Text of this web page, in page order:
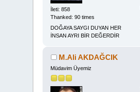
İleti: 858
Thanked: 90 times
DOĞAYA SAYGI DUYAN HER
İNSAN AYRI BİR DEĞERDİR
M.Ali AKDAĞCIK
Müdavim Üyemiz